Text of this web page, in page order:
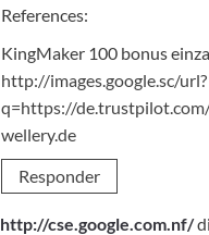
References:
KingMaker 100 bonus
http://images.google.sc/url?
q=https://
wellery.de
Responder
http://cse.google.com.nf/